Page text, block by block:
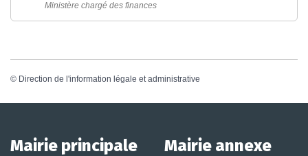
Ministère chargé des finances
© Direction de l'information légale et administrative
Mairie principale Mairie annexe